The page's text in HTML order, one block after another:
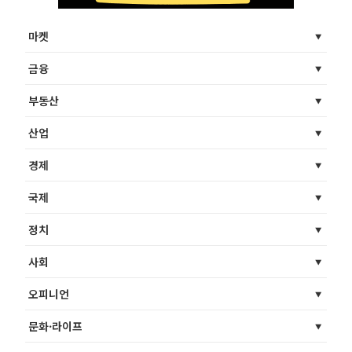
마켓
금융
부동산
산업
경제
국제
정치
사회
오피니언
문화·라이프